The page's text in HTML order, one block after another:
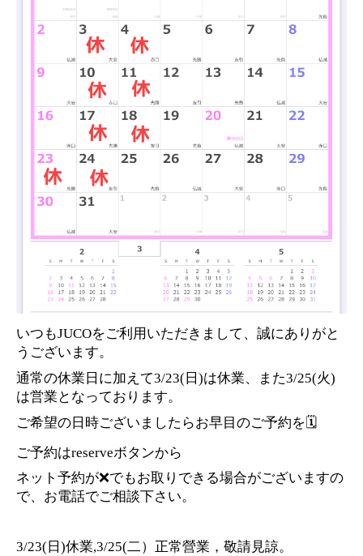
いつもJUCOをご利用いただきまして、誠にありがと
うございます。
通常の休業日に加えて3/23(日)は休業、また3/25(火)
は営業となっております。
ご希望の日時ございましたらお早目のご予約を🗓️
ご予約はreserveボタンから
ネット予約が❌でもお取りできる場合がございますの
で、お電話でご相談下さい。
3/23(日)休業,3/25(二）正常營業，敬請見諒。